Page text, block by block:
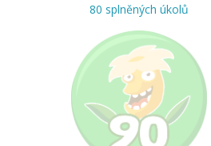
80 splněných úkolů